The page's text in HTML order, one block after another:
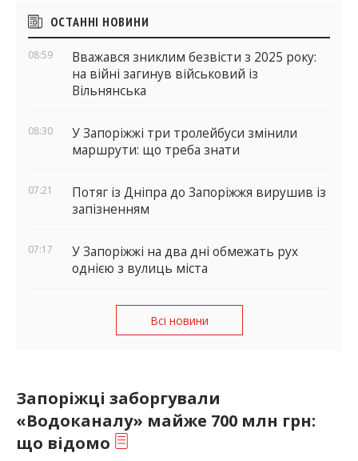
Бічні
віджети
ОСТАННІ НОВИНИ
08:59
Вважався зниклим безвісти з 2025 року:
на війні загинув військовий із
Вільнянська
08:30
У Запоріжжі три тролейбуси змінили
маршрути: що треба знати
07:21
Потяг із Дніпра до Запоріжжя вирушив із
запізненням
07:17
У Запоріжжі на два дні обмежать рух
однією з вулиць міста
Всі новини
Запоріжці заборгували
«Водоканалу» майже 700 млн грн:
що відомо